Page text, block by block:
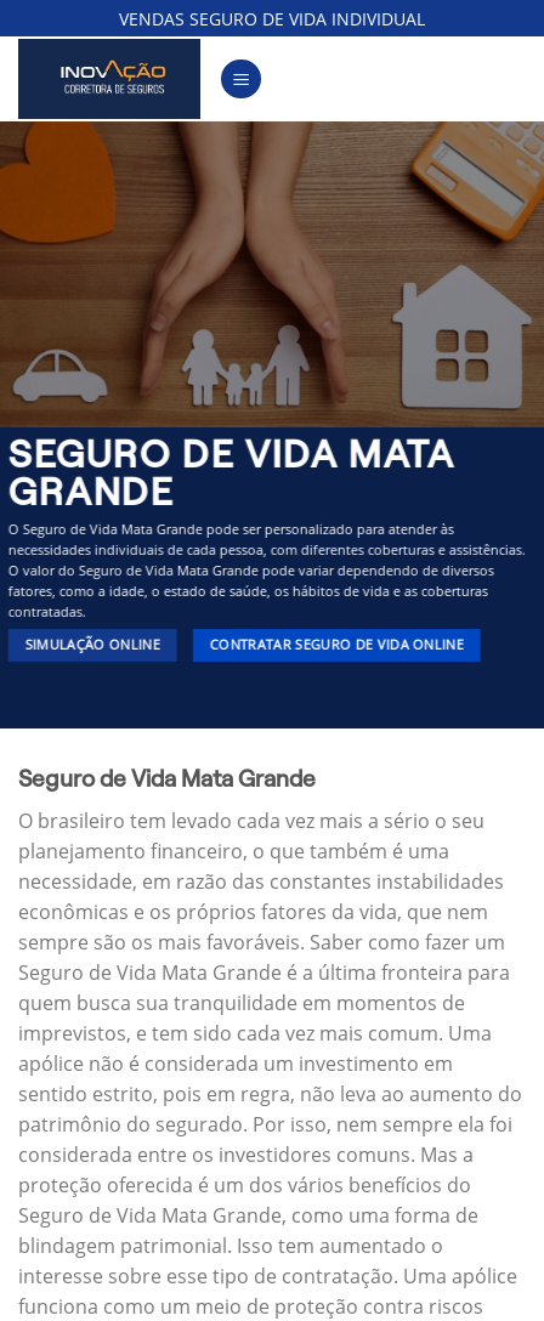
to
content
VENDAS SEGURO DE VIDA INDIVIDUAL
SEGURO DE VIDA MATA
GRANDE
O Seguro de Vida Mata Grande pode ser personalizado para atender às
necessidades individuais de cada pessoa, com diferentes coberturas e assistências.
O valor do Seguro de Vida Mata Grande pode variar dependendo de diversos
fatores, como a idade, o estado de saúde, os hábitos de vida e as coberturas
contratadas.
SIMULAÇÃO ONLINE CONTRATAR SEGURO DE VIDA ONLINE
Seguro de Vida Mata Grande
O brasileiro tem levado cada vez mais a sério o seu
planejamento financeiro, o que também é uma
necessidade, em razão das constantes instabilidades
econômicas e os próprios fatores da vida, que nem
sempre são os mais favoráveis. Saber como fazer um
Seguro de Vida Mata Grande é a última fronteira para
quem busca sua tranquilidade em momentos de
imprevistos, e tem sido cada vez mais comum. Uma
apólice não é considerada um investimento em
sentido estrito, pois em regra, não leva ao aumento do
patrimônio do segurado. Por isso, nem sempre ela foi
considerada entre os investidores comuns. Mas a
proteção oferecida é um dos vários benefícios do
Seguro de Vida Mata Grande, como uma forma de
blindagem patrimonial. Isso tem aumentado o
interesse sobre esse tipo de contratação. Uma apólice
funciona como um meio de proteção contra riscos